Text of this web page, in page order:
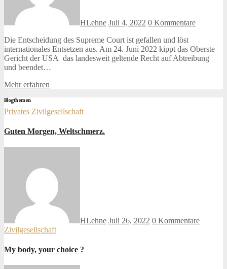
HLehne Juli 4, 2022 0 Kommentare
Die Entscheidung des Supreme Court ist gefallen und löst
internationales Entsetzen aus. Am 24. Juni 2022 kippt das Oberste
Gericht der USA das landesweit geltende Recht auf Abtreibung
und beendet…
Mehr erfahren
Blogthemen
Privates Zivilgesellschaft
Guten Morgen, Weltschmerz.
HLehne Juli 26, 2022 0 Kommentare
Zivilgesellschaft
My body, your choice ?